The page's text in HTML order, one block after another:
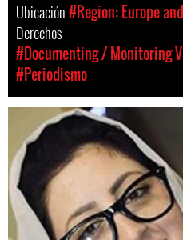
Ubicación#Region: Europe
Derechos
#Documenting / Monitoring
#Periodismo